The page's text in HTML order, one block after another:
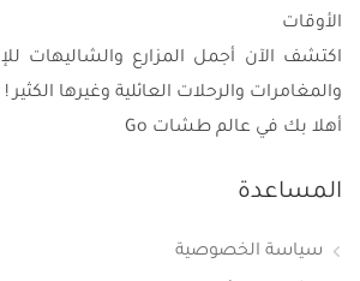
الأوقات
اكتشف الآن أجمل المزارع والشاليهات
والمغامرات والرحلات العائلية وغيرها الكثير !
أهلا بك في عالم طشات Go
المساعدة
سياسة الخصوصية